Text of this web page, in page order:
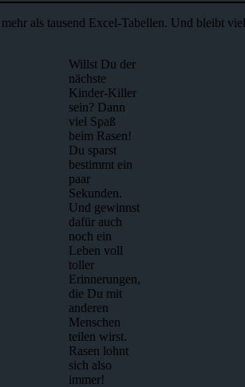
als tausend Excel-Tabellen. Und bleibt
Willst Du der
nächste
Kinder-Killer
sein? Dann
viel Spaß
beim Rasen!
Du sparst
bestimmt ein
paar
Sekunden.
Und gewinnst
dafür auch
noch ein
Leben voll
toller
Erinnerungen,
die Du mit
anderen
Menschen
teilen wirst.
Rasen lohnt
sich also
immer!